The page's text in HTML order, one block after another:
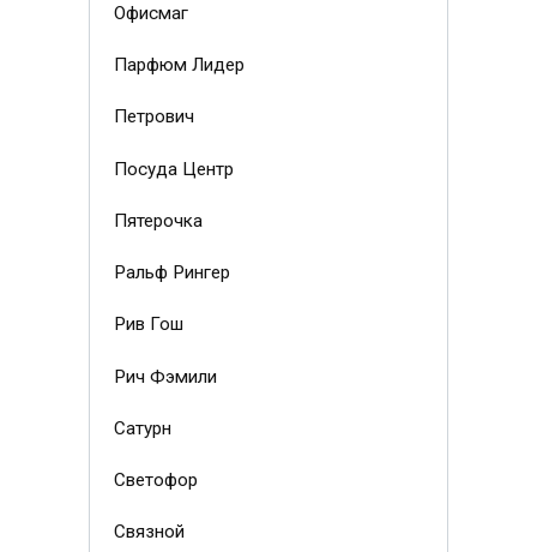
Офисмаг
Парфюм Лидер
Петрович
Посуда Центр
Пятерочка
Ральф Рингер
Рив Гош
Рич Фэмили
Сатурн
Светофор
Связной